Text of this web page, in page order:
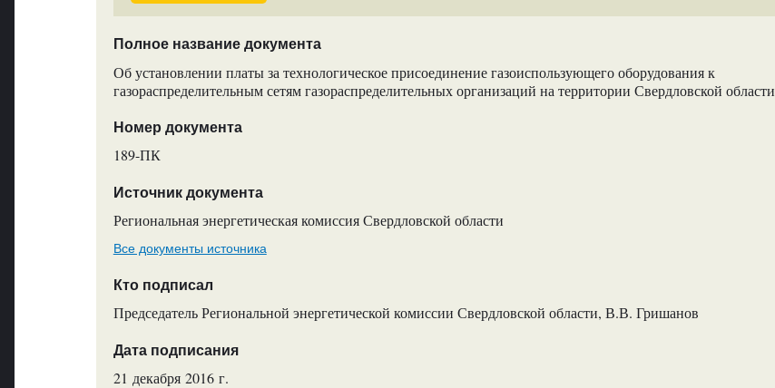
Полное название документа
Об установлении платы за технологическое присоединение газоиспользующего оборудования к
газораспределительным сетям газораспределительных организаций на территории Свердловской области
Номер документа
189-ПК
Источник документа
Региональная энергетическая комиссия Свердловской области
Все документы источника
Кто подписал
Председатель Региональной энергетической комиссии Свердловской области, В.В. Гришанов
Дата подписания
21 декабря 2016 г.